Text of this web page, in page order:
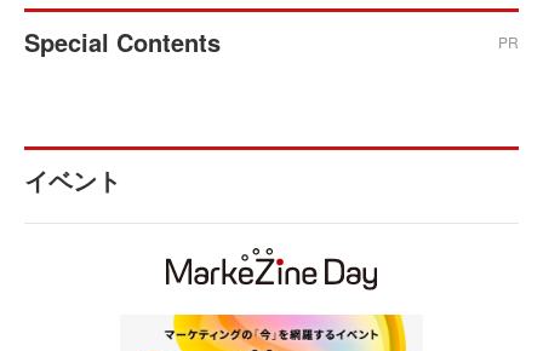
Special Contents PR
イベント